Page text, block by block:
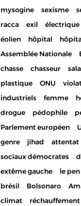
mysogine
sexisme
racca
exil électrique
éolien
hôpital
Assemblée Nationale
chasse
chasseur
plastique
ONU
industriels
femme
drogue
pédophile
Parlement européen
genre
jihad attentat
sociaux démocrates
extême gauche
le pen
brésil
Bolsonaro
climat